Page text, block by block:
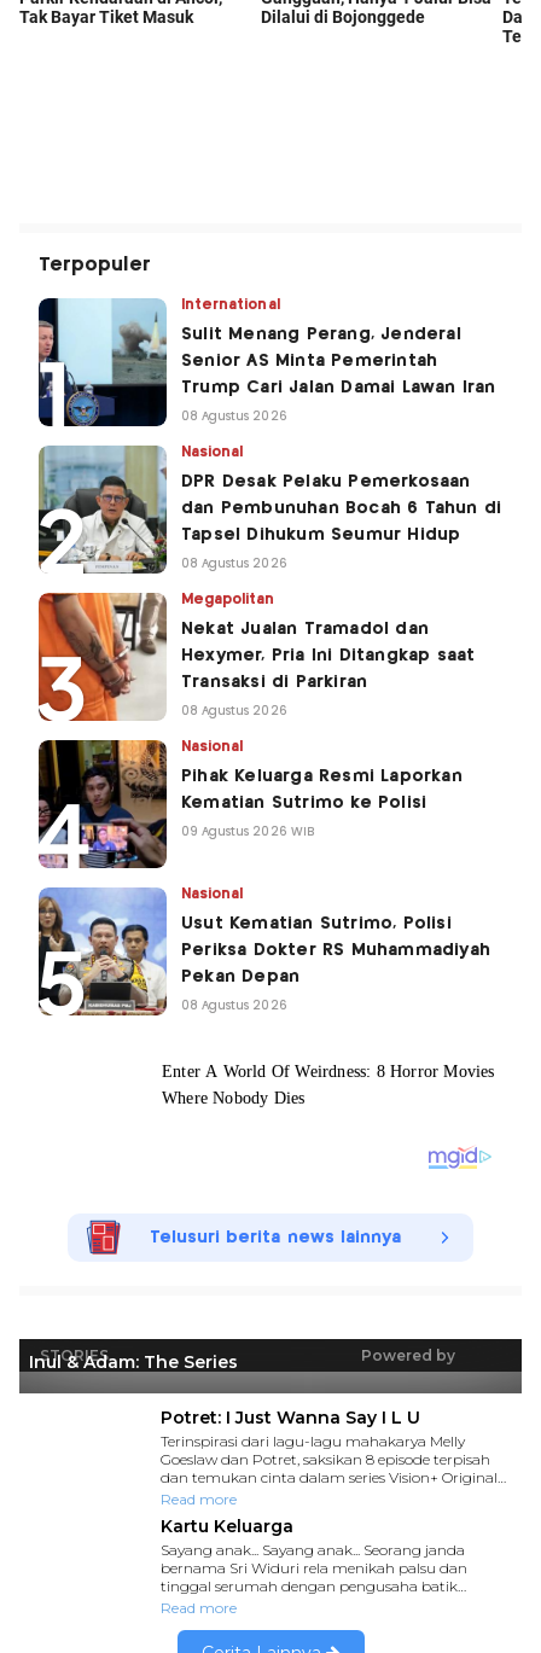
Terpopuler
International
Sulit Menang Perang, Jenderal
Senior AS Minta Pemerintah
Trump Cari Jalan Damai Lawan Iran
08 Agustus 2026
Nasional
DPR Desak Pelaku Pemerkosaan
dan Pembunuhan Bocah 6 Tahun di
Tapsel Dihukum Seumur Hidup
08 Agustus 2026
Megapolitan
Nekat Jualan Tramadol dan
Hexymer, Pria Ini Ditangkap saat
Transaksi di Parkiran
08 Agustus 2026
Nasional
Pihak Keluarga Resmi Laporkan
Kematian Sutrimo ke Polisi
09 Agustus 2026 WIB
Nasional
Usut Kematian Sutrimo, Polisi
Periksa Dokter RS Muhammadiyah
Pekan Depan
08 Agustus 2026
Telusuri berita news lainnya